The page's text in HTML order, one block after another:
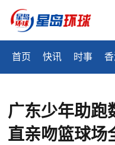
首页 快讯 时事
广东少年助跑
直亲吻篮球场